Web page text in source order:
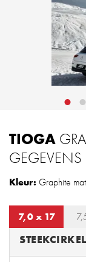
TIOGA
GEGEVENS
Kleur: Graphite
7,0 x 17